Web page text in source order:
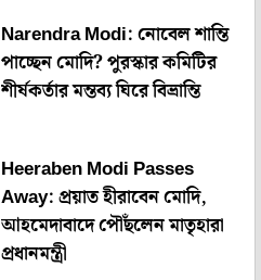
Narendra Modi: নোবেল শান্তি
পাচ্ছেন মোদি? পুরস্কার কমিটির
শীর্ষকর্তার মন্তব্য ঘিরে বিভ্রান্তি
Heeraben Modi Passes
Away: প্রয়াত হীরাবেন মোদি,
আহমেদাবাদে পৌঁছলেন মাতৃহারা
প্রধানমন্ত্রী